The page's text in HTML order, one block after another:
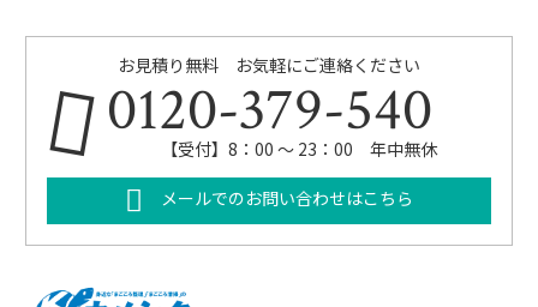
お見積り無料 お気軽にご連絡ください
0120-379-540
【受付】8：00 ～ 23：00 年中無休
メールでのお問い合わせはこちら